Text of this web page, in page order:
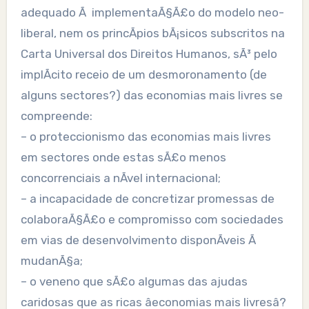
adequado Ã implementaÃ§Ã£o do modelo neo-
liberal, nem os princÃ­pios bÃ¡sicos subscritos na
Carta Universal dos Direitos Humanos, sÃ³ pelo
implÃ­cito receio de um desmoronamento (de
alguns sectores?) das economias mais livres se
compreende:
– o proteccionismo das economias mais livres
em sectores onde estas sÃ£o menos
concorrenciais a nÃ­vel internacional;
– a incapacidade de concretizar promessas de
colaboraÃ§Ã£o e compromisso com sociedades
em vias de desenvolvimento disponÃ­veis Ã
mudanÃ§a;
– o veneno que sÃ£o algumas das ajudas
caridosas que as ricas âeconomias mais livresâ?